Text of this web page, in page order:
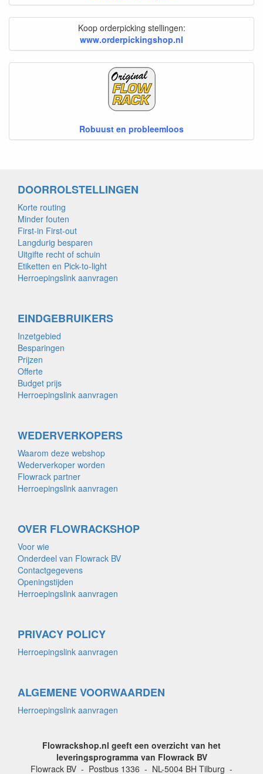
Koop orderpicking stellingen:
www.orderpickingshop.nl
Robuust en probleemloos
DOORROLSTELLINGEN
Korte routing
Minder fouten
First-in First-out
Langdurig besparen
Uitgifte recht of schuin
Etiketten en Pick-to-light
Herroepingslink aanvragen
EINDGEBRUIKERS
Inzetgebied
Besparingen
Prijzen
Offerte
Budget prijs
Herroepingslink aanvragen
WEDERVERKOPERS
Waarom deze webshop
Wederverkoper worden
Flowrack partner
Herroepingslink aanvragen
OVER FLOWRACKSHOP
Voor wie
Onderdeel van Flowrack BV
Contactgegevens
Openingstijden
Herroepingslink aanvragen
PRIVACY POLICY
Herroepingslink aanvragen
ALGEMENE VOORWAARDEN
Herroepingslink aanvragen
Flowrackshop.nl geeft een overzicht van het
leveringsprogramma van Flowrack BV
Flowrack BV - Postbus 1336 - NL-5004 BH Tilburg -